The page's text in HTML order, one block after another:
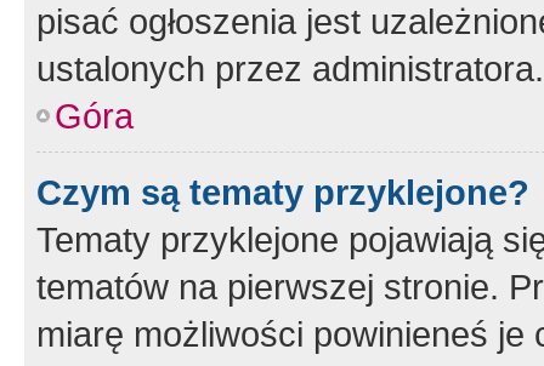
pisać ogłoszenia jest
ustalonych przez administratora.
Góra
Czym są tematy przyklejone?
Tematy przyklejone pojawiają
tematów na pierwszej stronie.
miarę możliwości powinieneś je